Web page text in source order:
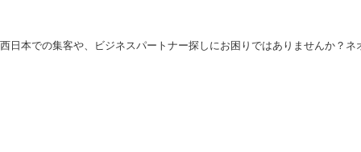
西日本での集客や、ビジネスパートナー探しにお困りではありませんか？